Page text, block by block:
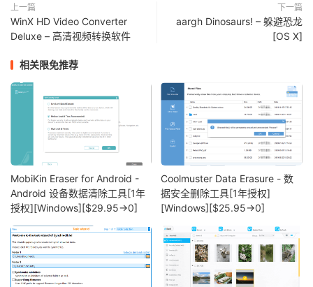
上一篇
WinX HD Video Converter
Deluxe – 高清视频转换软件
下一篇
aargh Dinosaurs! – 躲避恐龙
[OS X]
相关限免推荐
MobiKin Eraser for Android -
Android 设备数据清除工具[1年
授权][Windows][$29.95→0]
Coolmuster Data Erasure - 数
据安全删除工具[1年授权]
[Windows][$25.95→0]